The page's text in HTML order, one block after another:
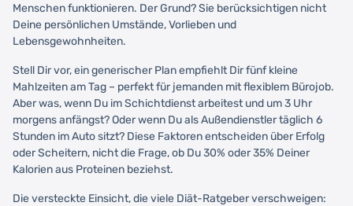
Menschen funktionieren. Der Grund? Sie berücksichtigen nicht
Deine persönlichen Umstände, Vorlieben und
Lebensgewohnheiten.
Stell Dir vor, ein generischer Plan empfiehlt Dir fünf kleine
Mahlzeiten am Tag – perfekt für jemanden mit flexiblem Bürojob.
Aber was, wenn Du im Schichtdienst arbeitest und um 3 Uhr
morgens anfängst? Oder wenn Du als Außendienstler täglich 6
Stunden im Auto sitzt? Diese Faktoren entscheiden über Erfolg
oder Scheitern, nicht die Frage, ob Du 30% oder 35% Deiner
Kalorien aus Proteinen beziehst.
Die versteckte Einsicht, die viele Diät-Ratgeber verschweigen: